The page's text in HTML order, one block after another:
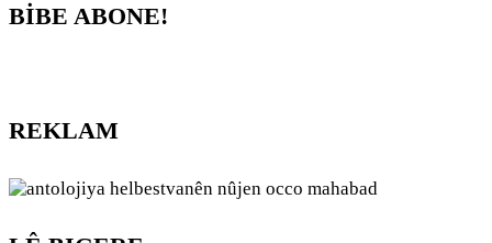
BİBE ABONE!
REKLAM